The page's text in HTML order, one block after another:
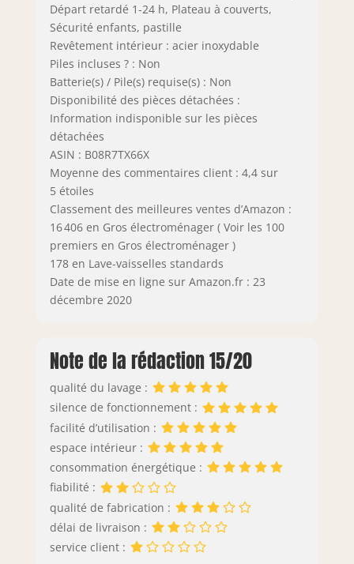
Départ retardé 1-24 h, Plateau à couverts,
Sécurité enfants, pastille
Revêtement intérieur : acier inoxydable
Piles incluses ? : Non
Batterie(s) / Pile(s) requise(s) : Non
Disponibilité des pièces détachées :
Information indisponible sur les pièces
détachées
ASIN : B08R7TX66X
Moyenne des commentaires client : 4,4 sur
5 étoiles
Classement des meilleures ventes d’Amazon :
16 406 en Gros électroménager ( Voir les 100
premiers en Gros électroménager )
178 en Lave-vaisselles standards
Date de mise en ligne sur Amazon.fr : 23
décembre 2020
Note de la rédaction 15/20
qualité du lavage :
silence de fonctionnement :
facilité d’utilisation :
espace intérieur :
consommation énergétique :
fiabilité :
qualité de fabrication :
délai de livraison :
service client :